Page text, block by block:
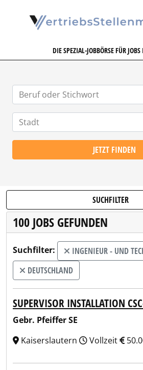
DIE SPEZIAL-JOBBÖRSE FÜR
JETZT FINDEN
SUCHFILTER
100 JOBS GEFUNDEN
Suchfilter:
INGENIEUR - UND
DEUTSCHLAND
SUPERVISOR INSTALLATION
Gebr. Pfeiffer SE
Kaiserslautern
Vollzeit